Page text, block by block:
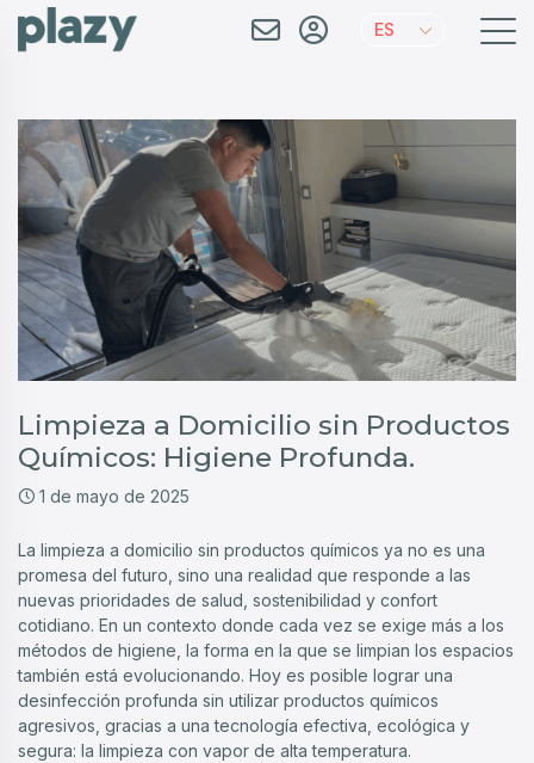
ES
Limpieza a Domicilio sin Productos
Químicos: Higiene Profunda.
1 de mayo de 2025
La limpieza a domicilio sin productos químicos ya no es una
promesa del futuro, sino una realidad que responde a las
nuevas prioridades de salud, sostenibilidad y confort
cotidiano. En un contexto donde cada vez se exige más a los
métodos de higiene, la forma en la que se limpian los espacios
también está evolucionando. Hoy es posible lograr una
desinfección profunda sin utilizar productos químicos
agresivos, gracias a una tecnología efectiva, ecológica y
segura: la limpieza con vapor de alta temperatura.